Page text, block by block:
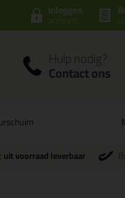
Inloggen
account
Hulp nodig?
Contact ons
uit voorraad leverbaar